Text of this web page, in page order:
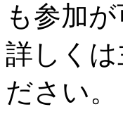
も参加
詳しく
ださい。